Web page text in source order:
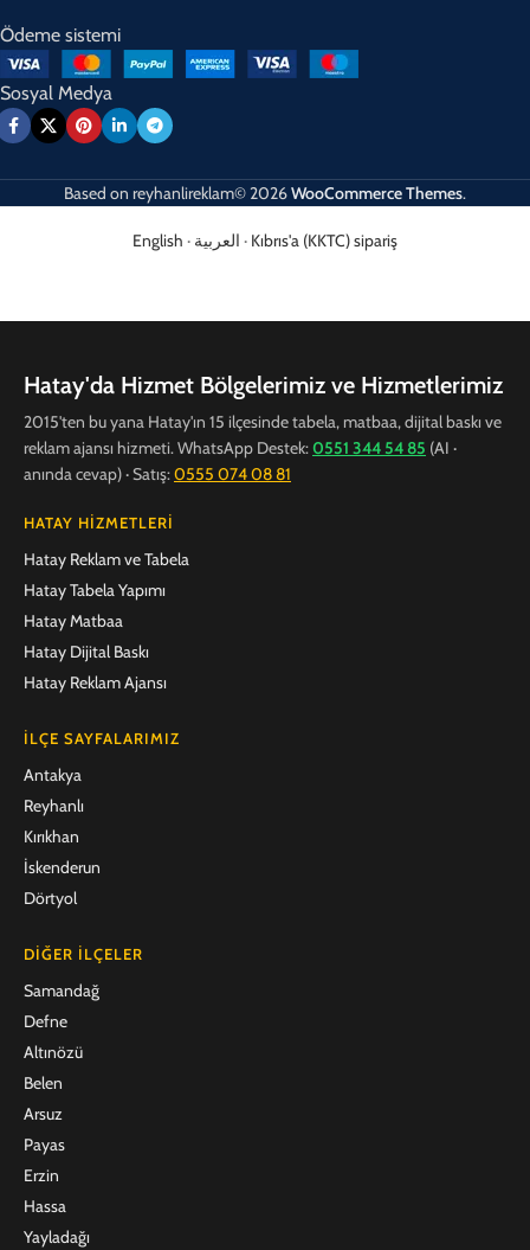
Ödeme sistemi
Sosyal Medya
Based on reyhanlireklam© 2026WooCommerce Themes.
English · العربية · Kıbrıs'a (KKTC) sipariş
Hatay'da Hizmet Bölgelerimiz ve Hizmetlerimiz
2015'ten bu yana Hatay'ın 15 ilçesinde tabela, matbaa, dijital baskı ve
reklam ajansı hizmeti. WhatsApp Destek:0551 344 54 85 (AI ·
anında cevap) · Satış:0555 074 08 81
HATAY HIZMETLERI
Hatay Reklam ve Tabela
Hatay Tabela Yapımı
Hatay Matbaa
Hatay Dijital Baskı
Hatay Reklam Ajansı
İLÇE SAYFALARIMIZ
Antakya
Reyhanlı
Kırıkhan
İskenderun
Dörtyol
DIĞER İLÇELER
Samandağ
Defne
Altınözü
Belen
Arsuz
Payas
Erzin
Hassa
Yayladağı